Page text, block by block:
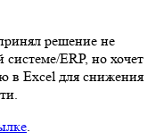
решение не
системе/ERP, но хочет
в Excel для снижения
.